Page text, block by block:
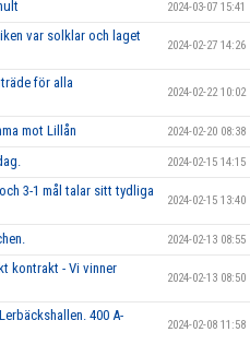
2024-03-07 15:41
var solklar och laget
2024-02-27 14:26
för alla
2024-02-22 10:02
mot Lillån 2024-02-20 08:38
2024-02-15 14:15
3-1 mål talar sitt tydliga
2024-02-15 13:40
2024-02-13 08:55
kontrakt - Vi vinner
2024-02-13 08:50
400 A-
2024-02-08 11:58